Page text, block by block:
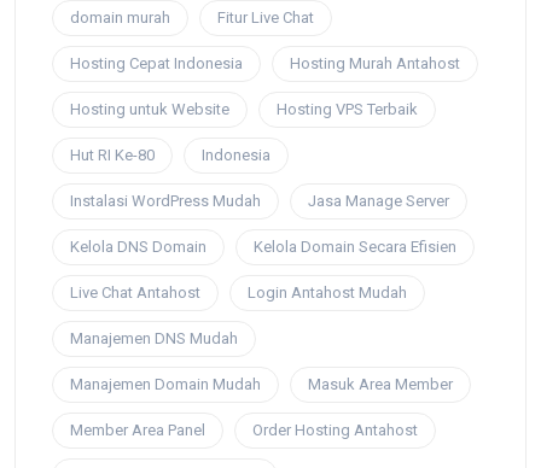
domain murah Fitur Live Chat
Hosting Cepat Indonesia Hosting Murah Antahost
Hosting untuk Website Hosting VPS Terbaik
Hut RI Ke-80 Indonesia
Instalasi WordPress Mudah Jasa Manage Server
Kelola DNS Domain Kelola Domain Secara Efisien
Live Chat Antahost Login Antahost Mudah
Manajemen DNS Mudah
Manajemen Domain Mudah Masuk Area Member
Member Area Panel Order Hosting Antahost